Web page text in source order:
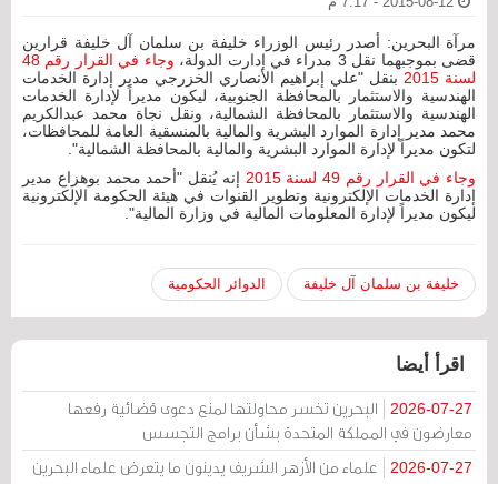
مرآة البحرين: أصدر رئيس الوزراء خليفة بن سلمان آل خليفة قرارين
قضى بموجبهما نقل 3 مدراء في إدارت الدولة،
وجاء في القرار رقم 48
لسنة 2015
بنقل "علي إبراهيم الأنصاري الخزرجي مدير إدارة الخدمات
الهندسية والاستثمار بالمحافظة الجنوبية، ليكون مديراً لإدارة الخدمات
الهندسية والاستثمار بالمحافظة الشمالية، ونقل نجاة محمد عبدالكريم
محمد مدير إدارة الموارد البشرية والمالية بالمنسقية العامة للمحافظات،
لتكون مديراً لإدارة الموارد البشرية والمالية بالمحافظة الشمالية".
وجاء في القرار رقم 49 لسنة 2015
إنه يُنقل "أحمد محمد بوهزاع مدير
إدارة الخدمات الإلكترونية وتطوير القنوات في هيئة الحكومة الإلكترونية
ليكون مديراً لإدارة المعلومات المالية في وزارة المالية".
خليفة بن سلمان آل خليفة الدوائر الحكومية
اقرأ أيضا
2026-07-27
البحرين تخسر محاولتها لمنع دعوى قضائية رفعها
معارضون في المملكة المتحدة بشأن برامج التجسس
2026-07-27
علماء من الأزهر الشريف يدينون ما يتعرض علماء البحرين